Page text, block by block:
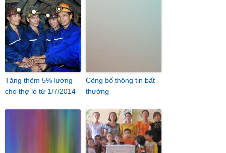
Tăng thêm 5% lương
cho thợ lò từ 1/7/2014
Công bố thông tin bất
thường